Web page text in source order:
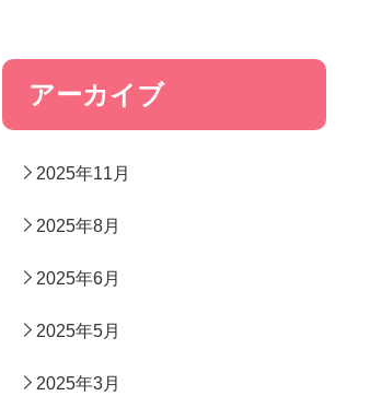
アーカイブ
2025年11月
2025年8月
2025年6月
2025年5月
2025年3月